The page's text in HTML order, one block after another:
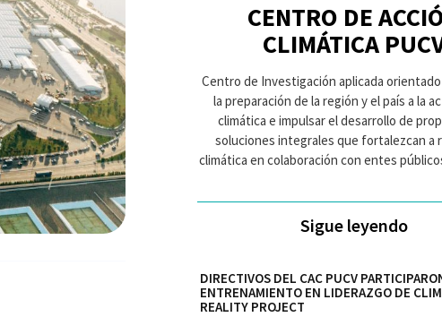
CENTRO DE
CLIMÁTICA
Centro de Investigación aplicada
la preparación de la región y el país a la
climática e impulsar el desarrollo de
soluciones integrales que fortalezcan a
climática en colaboración con entes
Sigue leyendo
DIRECTIVOS DEL CAC PUCV
ENTRENAMIENTO EN LIDERAZGO DE
REALITY PROJECT